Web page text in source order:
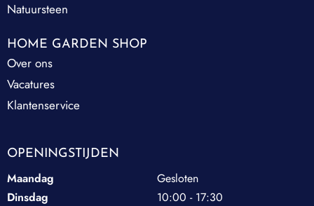
Natuursteen
HOME GARDEN SHOP
Over ons
Vacatures
Klantenservice
OPENINGSTIJDEN
Maandag
Gesloten
Dinsdag
10:00 - 17:30